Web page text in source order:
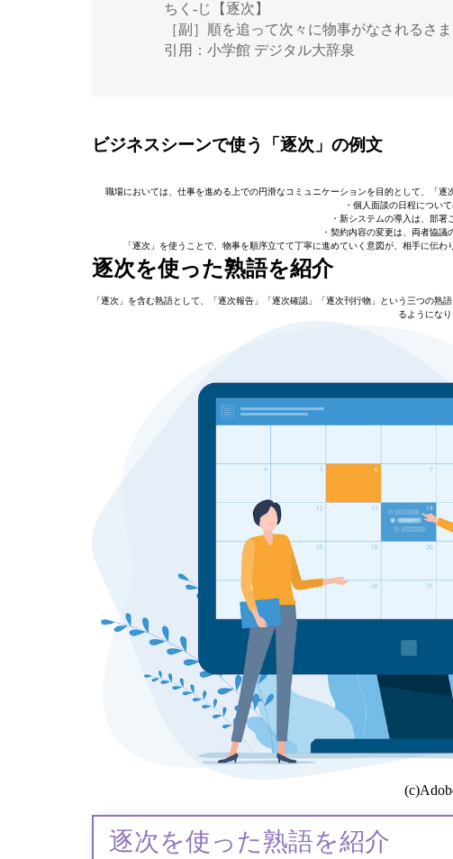
ちく‐じ【逐次】
［副］順を追って次々に物事がなされるさま
引用：小学館 デジタル大辞泉
ビジネスシーンで使う「逐次」の例文
職場においては、仕事を進める上での円滑なコミュニケーションを目的として、「
・個人面談の日程につい
・新システムの導入は、部
・契約内容の変更は、両者協
「逐次」を使うことで、物事を順序立てて丁寧に進めていく意図が、相手に伝
逐次を使った熟語を紹介
「逐次」を含む熟語として、「逐次報告」「逐次確認」「逐次刊行物」という三つの
るようになり
逐次を使った熟語を紹介